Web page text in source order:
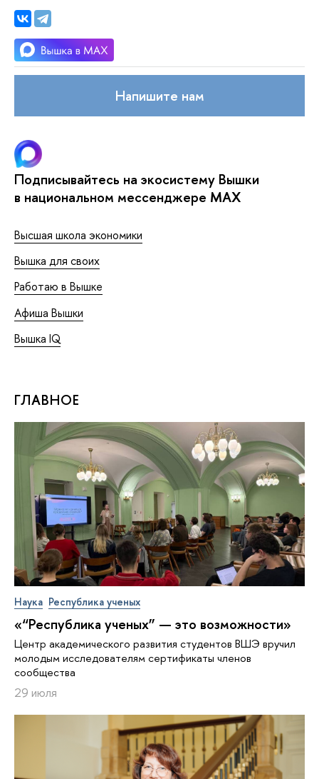
Напишите нам
Подписывайтесь на экосистему Вышки
в национальном мессенджере MAX
Высшая школа экономики
Вышка для своих
Работаю в Вышке
Афиша Вышки
Вышка IQ
ГЛАВНОЕ
Наука Республика ученых
«“Республика ученых” — это возможности»
Центр академического развития студентов ВШЭ вручил
молодым исследователям сертификаты членов
сообщества
29 июля